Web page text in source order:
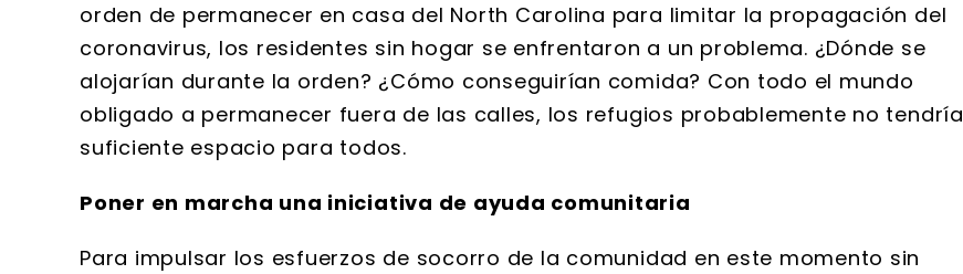
orden de permanecer en casa del North Carolina para limitar la propagación del
coronavirus, los residentes sin hogar se enfrentaron a un problema. ¿Dónde se
alojarían durante la orden? ¿Cómo conseguirían comida? Con todo el mundo
obligado a permanecer fuera de las calles, los refugios probablemente no tendría
suficiente espacio para todos.
Poner en marcha una iniciativa de ayuda comunitaria
Para impulsar los esfuerzos de socorro de la comunidad en este momento sin